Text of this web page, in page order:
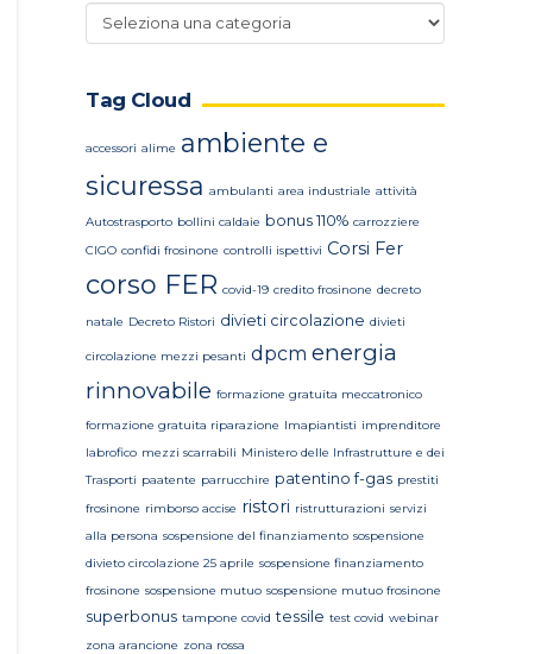
Categorie
news
Tag Cloud
accessori alime ambiente e
sicuressa ambulanti area industriale attività
Autostrasporto bollini caldaie bonus 110% carrozziere
CIGO confidi frosinone controlli ispettivi Corsi Fer
corso FER covid-19 credito frosinone decreto
natale Decreto Ristori divieti circolazione divieti
circolazione mezzi pesanti dpcm energia
rinnovabile formazione gratuita meccatronico
formazione gratuita riparazione Imapiantisti imprenditore
labrofico mezzi scarrabili Ministero delle Infrastrutture e dei
Trasporti paatente parrucchire patentino f-gas prestiti
frosinone rimborso accise ristori ristrutturazioni servizi
alla persona sospensione del finanziamento sospensione
divieto circolazione 25 aprile sospensione finanziamento
frosinone sospensione mutuo sospensione mutuo frosinone
superbonus tampone covid tessile test covid webinar
zona arancione zona rossa